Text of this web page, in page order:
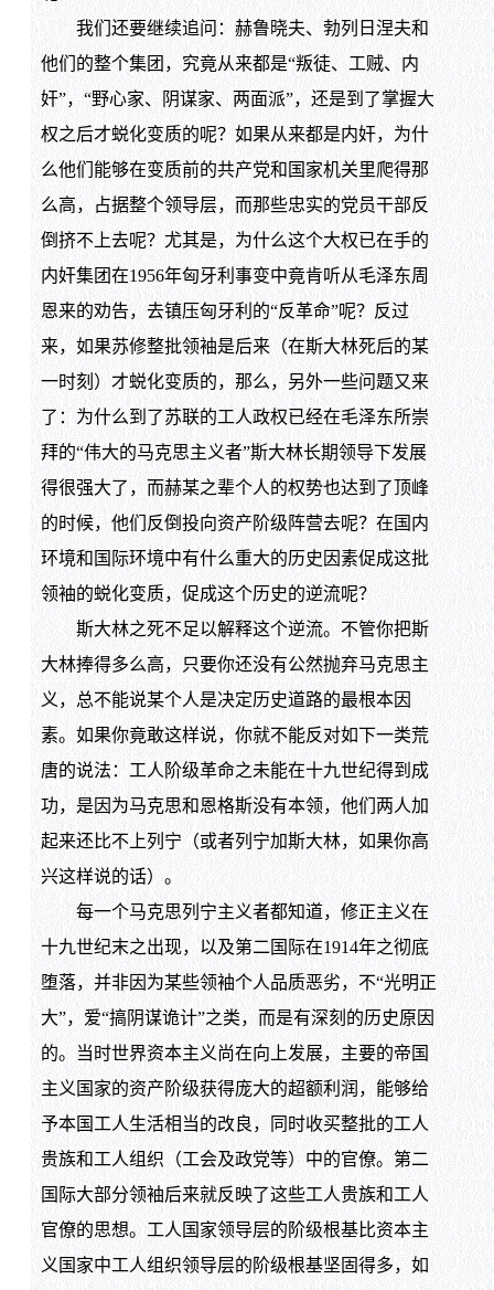
我们还要继续追问：赫鲁晓夫、勃列日涅夫和
他们的整个集团，究竟从来都是“叛徒、工贼、内
奸”，“野心家、阴谋家、两面派”，还是到了掌握大
权之后才蜕化变质的呢？如果从来都是内奸，为什
么他们能够在变质前的共产党和国家机关里爬得那
么高，占据整个领导层，而那些忠实的党员干部反
倒挤不上去呢？尤其是，为什么这个大权已在手的
内奸集团在1956年匈牙利事变中竟肯听从毛泽东周
恩来的劝告，去镇压匈牙利的“反革命”呢？反过
来，如果苏修整批领袖是后来（在斯大林死后的某
一时刻）才蜕化变质的，那么，另外一些问题又来
了：为什么到了苏联的工人政权已经在毛泽东所崇
拜的“伟大的马克思主义者”斯大林长期领导下发展
得很强大了，而赫某之辈个人的权势也达到了顶峰
的时候，他们反倒投向资产阶级阵营去呢？在国内
环境和国际环境中有什么重大的历史因素促成这批
领袖的蜕化变质，促成这个历史的逆流呢？
斯大林之死不足以解释这个逆流。不管你把斯
大林捧得多么高，只要你还没有公然抛弃马克思主
义，总不能说某个人是决定历史道路的最根本因
素。如果你竟敢这样说，你就不能反对如下一类荒
唐的说法：工人阶级革命之未能在十九世纪得到成
功，是因为马克思和恩格斯没有本领，他们两人加
起来还比不上列宁（或者列宁加斯大林，如果你高
兴这样说的话）。
每一个马克思列宁主义者都知道，修正主义在
十九世纪末之出现，以及第二国际在1914年之彻底
堕落，并非因为某些领袖个人品质恶劣，不“光明正
大”，爱“搞阴谋诡计”之类，而是有深刻的历史原因
的。当时世界资本主义尚在向上发展，主要的帝国
主义国家的资产阶级获得庞大的超额利润，能够给
予本国工人生活相当的改良，同时收买整批的工人
贵族和工人组织（工会及政党等）中的官僚。第二
国际大部分领袖后来就反映了这些工人贵族和工人
官僚的思想。工人国家领导层的阶级根基比资本主
义国家中工人组织领导层的阶级根基坚固得多，如